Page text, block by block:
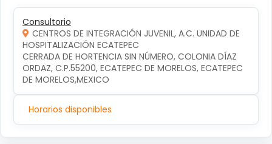
Consultorio
CENTROS DE INTEGRACIÓN JUVENIL, A.C. UNIDAD DE
HOSPITALIZACIÓN ECATEPEC
CERRADA DE HORTENCIA SIN NÚMERO, COLONIA DÍAZ
ORDAZ, C.P.55200, ECATEPEC DE MORELOS, ECATEPEC
DE MORELOS,MEXICO
Horarios disponibles